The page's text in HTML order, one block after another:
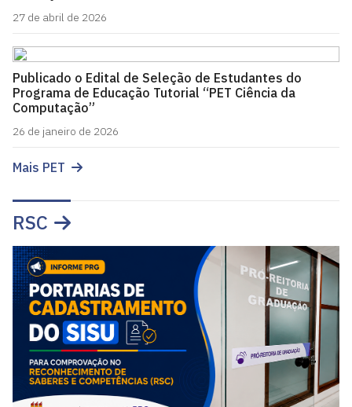
27 de abril de 2026
Publicado o Edital de Seleção de Estudantes do
Programa de Educação Tutorial “PET Ciência da
Computação”
26 de janeiro de 2026
Mais PET
RSC